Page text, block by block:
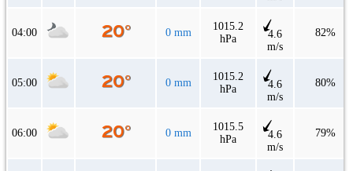
04:00 0 mm
1015.2
hPa
4.6
m/s
82%
05:00 0 mm
1015.2
hPa
4.6
m/s
80%
06:00 0 mm
1015.5
hPa
4.6
m/s
79%